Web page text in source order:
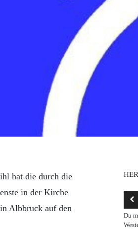
hat die durch die
in der Kirche
Albbruck auf den
Du